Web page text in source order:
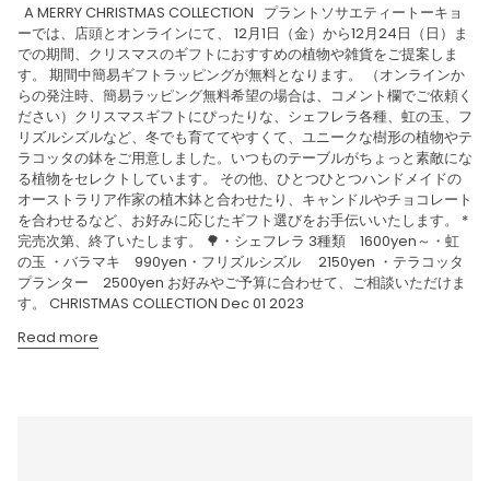
A MERRY CHRISTMAS COLLECTION プラントソサエティートーキョ
ーでは、店頭とオンラインにて、 12月1日（金）から12月24日（日）ま
での期間、クリスマスのギフトにおすすめの植物や雑貨をご提案しま
す。 期間中簡易ギフトラッピングが無料となります。 （オンラインか
らの発注時、簡易ラッピング無料希望の場合は、コメント欄でご依頼く
ださい）クリスマスギフトにぴったりな、シェフレラ各種、虹の玉、フ
リズルシズルなど、冬でも育ててやすくて、ユニークな樹形の植物やテ
ラコッタの鉢をご用意しました。いつものテーブルがちょっと素敵にな
る植物をセレクトしています。 その他、ひとつひとつハンドメイドの
オーストラリア作家の植木鉢と合わせたり、キャンドルやチョコレート
を合わせるなど、お好みに応じたギフト選びをお手伝いいたします。 *
完売次第、終了いたします。 🌳・シェフレラ 3種類 1600yen～・虹
の玉 ・バラマキ 990yen・フリズルシズル 2150yen ・テラコッタ
プランター 2500yen お好みやご予算に合わせて、ご相談いただけま
す。 CHRISTMAS COLLECTION Dec 01 2023
Read more